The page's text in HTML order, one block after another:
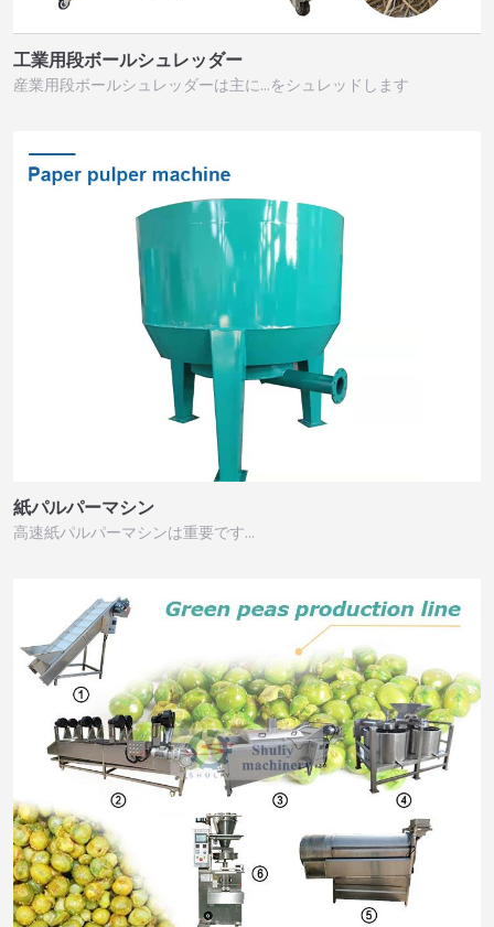
工業用段ボールシュレッダー
産業用段ボールシュレッダーは主に…をシュレッドします
紙パルパーマシン
高速紙パルパーマシンは重要です…